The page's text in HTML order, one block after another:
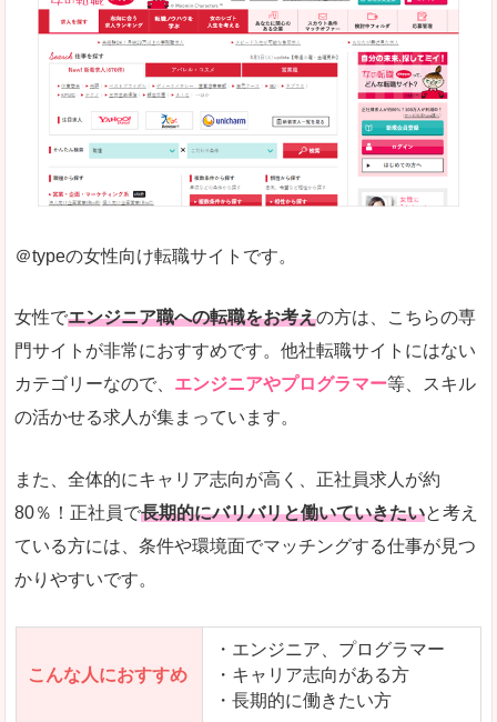
希望職種の平均時給が瞬時にわかります。アルバ
求人数が多すぎて、逆に絞り込みに悩んだり、迷
雇用形態にもよりますが、給与額に幅があります。
詳しい説明
希望する職種の平均時給がすぐにわかるので、給
また、他社転職サイトにはない日払いや週払いと
新着案件が続々とアップされるので、転職を急い
人気度
また、上戸彩さんのCMでおなじみなこともあり
使いやすさ
全体的にオレンジ色のトーンで、見ていても疲れ
「はたらこindex」で「黒部市」の
＠typeの女性向け転職サイトです。
女性でエンジニア職への転職をお考えの方は、こちらの専
門サイトが非常におすすめです。他社転職サイトにはない
カテゴリーなので、 エンジニアやプログラマー等、スキル
の活かせる求人が集まっています。
また、全体的にキャリア志向が高く、正社員求人が約
80％！正社員で長期的にバリバリと働いていきたいと考え
ている方には、条件や環境面でマッチングする仕事が見つ
かりやすいです。
こんな人におすすめ
・エンジニア、プログラマー
・キャリア志向がある方
・長期的に働きたい方